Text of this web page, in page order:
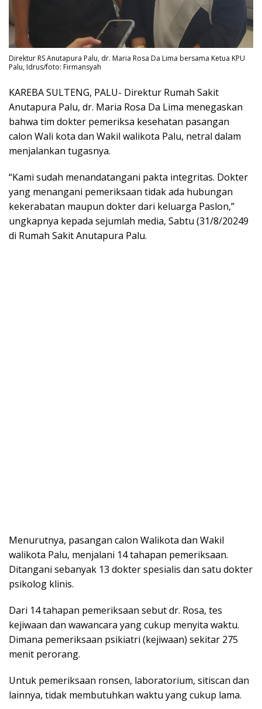
Direktur RS Anutapura Palu, dr. Maria Rosa Da Lima bersama Ketua KPU
Palu, Idrus/foto: Firmansyah
KAREBA SULTENG, PALU- Direktur Rumah Sakit
Anutapura Palu, dr. Maria Rosa Da Lima menegaskan
bahwa tim dokter pemeriksa kesehatan pasangan
calon Wali kota dan Wakil walikota Palu, netral dalam
menjalankan tugasnya.
“Kami sudah menandatangani pakta integritas. Dokter
yang menangani pemeriksaan tidak ada hubungan
kekerabatan maupun dokter dari keluarga Paslon,”
ungkapnya kepada sejumlah media, Sabtu (31/8/20249
di Rumah Sakit Anutapura Palu.
Menurutnya, pasangan calon Walikota dan Wakil
walikota Palu, menjalani 14 tahapan pemeriksaan.
Ditangani sebanyak 13 dokter spesialis dan satu dokter
psikolog klinis.
Dari 14 tahapan pemeriksaan sebut dr. Rosa, tes
kejiwaan dan wawancara yang cukup menyita waktu.
Dimana pemeriksaan psikiatri (kejiwaan) sekitar 275
menit perorang.
Untuk pemeriksaan ronsen, laboratorium, sitiscan dan
lainnya, tidak membutuhkan waktu yang cukup lama.